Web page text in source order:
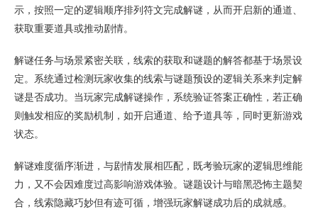
示，按照一定的逻辑顺序排列符文完成解谜，从而开启新的通道、
获取重要道具或推动剧情。
解谜任务与场景紧密关联，线索的获取和谜题的解答都基于场景设
定。系统通过检测玩家收集的线索与谜题预设的逻辑关系来判定解
谜是否成功。当玩家完成解谜操作，系统验证答案正确性，若正确
则触发相应的奖励机制，如开启通道、给予道具等，同时更新游戏
状态。
解谜难度循序渐进，与剧情发展相匹配，既考验玩家的逻辑思维能
力，又不会因难度过高影响游戏体验。谜题设计与暗黑恐怖主题契
合，线索隐藏巧妙但有迹可循，增强玩家解谜成功后的成就感。